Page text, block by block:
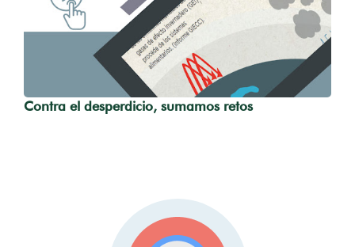
Contra el desperdicio, sumamos retos